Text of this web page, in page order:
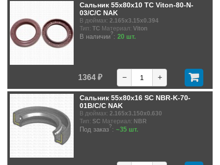
Сальник 55x80x10 TC Viton-80-N-
03/C/C NAK
В дюймах: 2.165x3.15x0.394
Тип: TC Материал: Viton
В наличии?: 20 шт.
1364 ₽ − +
Сальник 55x80x16 SC NBR-K-70-
01B/C/C NAK
В дюймах: 2.165x3.150x0.630
Тип: SC Материал: NBR
Под заказ?: ~35 шт.